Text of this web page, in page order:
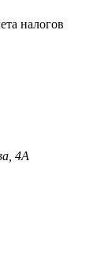
налогов
4А